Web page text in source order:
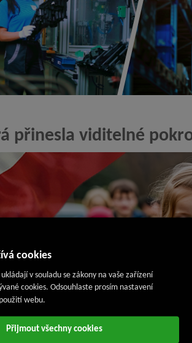
přinesla viditelné
cookies
v souladu se zákony na vaše zařízení
cookies. Odsouhlaste prosím nastavení
webu.
Přijmout všechny cookies